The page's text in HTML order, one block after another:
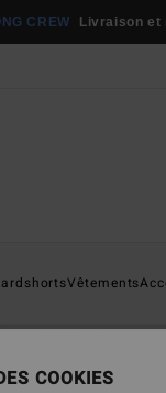
CREW Livraison et
Vêtements
COOKIES